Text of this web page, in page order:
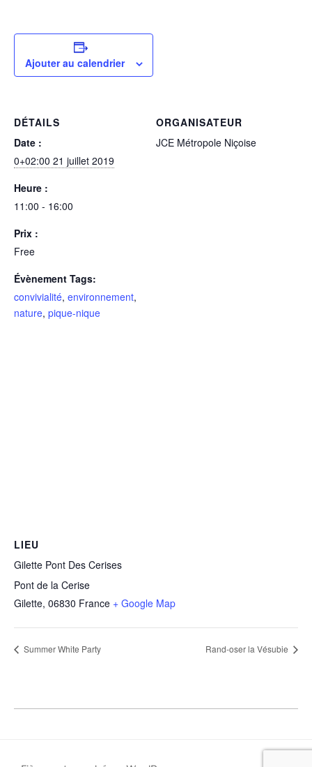
Ajouter au calendrier
DÉTAILS
Date :
0+02:00 21 juillet 2019
Heure :
11:00 - 16:00
Prix :
Free
Évènement Tags:
convivialité, environnement,
nature, pique-nique
ORGANISATEUR
JCE Métropole Niçoise
LIEU
Gilette Pont Des Cerises
Pont de la Cerise
Gilette, 06830 France + Google Map
Summer White Party Rand-oser la Vésubie